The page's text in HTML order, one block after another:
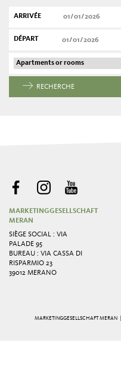
ARRIVÉE
DÉPART
RECHERCHE
MARKETINGGESELLSCHAFT
MERAN
SIÈGE SOCIAL : VIA
PALADE 95
BUREAU : VIA CASSA DI
RISPARMIO 23
39012 MERANO
MARKETINGGESELLSCHAFT MERAN |